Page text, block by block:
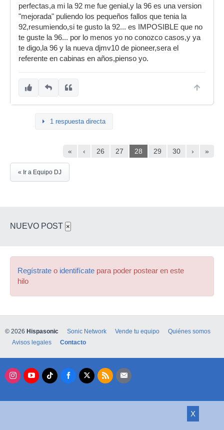
perfectas,a mi la 92 me fue genial,y la 96 es una version
"mejorada" puliendo los pequeños fallos que tenia la
92,resumiendo,si te gusto la 92... es IMPOSIBLE que no
te guste la 96... por lo menos yo no conozco casos,y ya
te digo,la 96 y la nueva djmv10 de pioneer,sera el
referente en cabinas en años,pienso yo.
1 respuesta directa
« ‹ 26 27 28 29 30 › »
« Ir a Equipo DJ
NUEVO POST ×
Regístrate o identifícate para poder postear en este
hilo
X
© 2026 Hispasonic Sonic Network Vende tu equipo
Quiénes somos
Avisos legales
Contacto